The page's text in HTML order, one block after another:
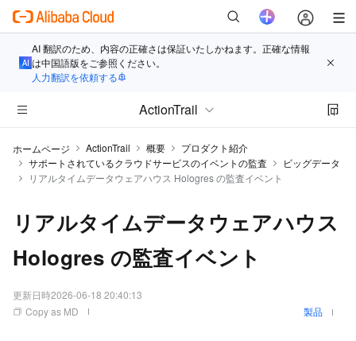
AI 翻訳のため、内容の正確さは保証いたしかねます。正確な情報
は中国語版をご参照ください。
人力翻訳を依頼する
ActionTrail
ホームページ ActionTrail 概要
プロダクト紹介
サポートされているクラウドサービスのイベントの監査
ビッグデータ
リアルタイムデータウェアハウス Hologres の監査イベント
リアルタイムデータウェアハウス
Hologres の監査イベント
更新日時2026-06-18 20:40:13
Copy as MD
製品